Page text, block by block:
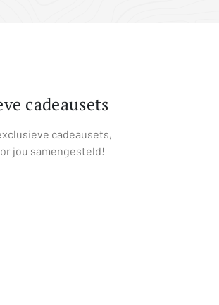
cadeausets
cadeausets,
jou samengesteld!